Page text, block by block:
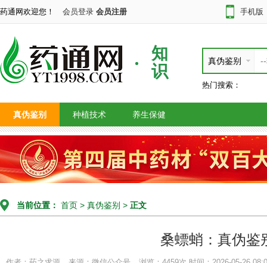
药通网欢迎您！ 会员登录 会员注册 手机版
知
识
真伪鉴别
热门搜索：
真伪鉴别 种植技术 养生保健
当前位置： 首页 > 真伪鉴别 > 正文
桑螵蛸：真伪鉴